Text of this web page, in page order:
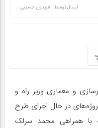
ارسال توسط : فریدون حسینی
و معماری وزیر راه و
در حال اجرای طرح
همراهی محمد سرلک